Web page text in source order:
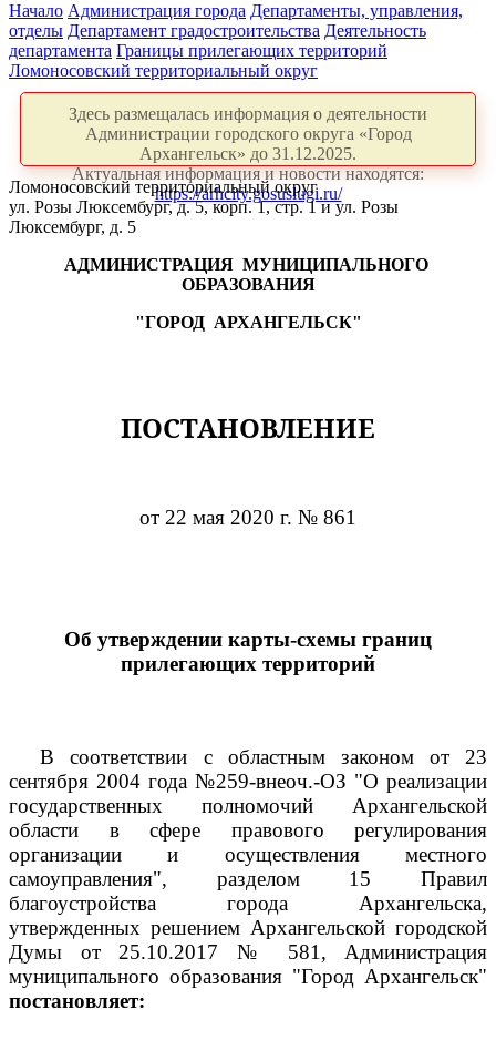
Начало Администрация города Департаменты, управления,
отделы Департамент градостроительства Деятельность
департамента Границы прилегающих территорий
Ломоносовский территориальный округ
Здесь размещалась информация о деятельности
Администрации городского округа «Город
Архангельск» до 31.12.2025.
Актуальная информация и новости находятся:
https://arhcity.gosuslugi.ru/
Ломоносовский территориальный округ
ул. Розы Люксембург, д. 5, корп. 1, стр. 1 и ул. Розы
Люксембург, д. 5
АДМИНИСТРАЦИЯ МУНИЦИПАЛЬНОГО
ОБРАЗОВАНИЯ
"ГОРОД АРХАНГЕЛЬСК"
ПОСТАНОВЛЕНИЕ
от 22 мая 2020 г. № 861
Об утверждении карты-схемы границ
прилегающих территорий
В соответствии с областным законом от 23
сентября 2004 года №259-внеоч.-ОЗ "О реализации
государственных полномочий Архангельской
области в сфере правового регулирования
организации и осуществления местного
самоуправления", разделом 15 Правил
благоустройства города Архангельска,
утвержденных решением Архангельской городской
Думы от 25.10.2017 № 581, Администрация
муниципального образования "Город Архангельск"
постановляет: